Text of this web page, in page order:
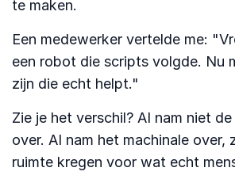
te maken.
Een medewerker vertelde me:
een robot die scripts volgde. Nu
zijn die echt helpt."
Zie je het verschil? AI nam niet
over. AI nam het machinale over,
ruimte kregen voor wat echt